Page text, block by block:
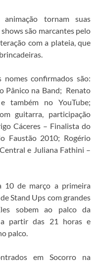
tornam suas
são marcantes pelo
com a plateia, que
confirmados são:
Pânico na Band; Renato
também no YouTube;
guitarra, participação
Cáceres – Finalista do
Faustão 2010; Rogério
e Juliana Fathini –
10 de março a primeira
Stand Ups com grandes
sobem ao palco da
a partir das 21 horas e
palco.
em Socorro na